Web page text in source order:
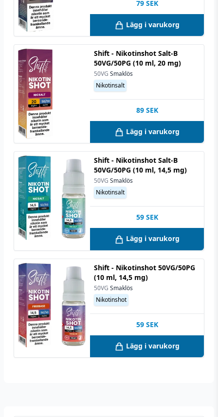
79 SEK
Lägg i varukorg
Shift - Nikotinshot Salt-B
50VG/50PG (10 ml, 20 mg)
50VG Smaklös
Nikotinsalt
89 SEK
Lägg i varukorg
Shift - Nikotinshot Salt-B
50VG/50PG (10 ml, 14,5 mg)
50VG Smaklös
Nikotinsalt
59 SEK
Lägg i varukorg
Shift - Nikotinshot 50VG/50PG
(10 ml, 14,5 mg)
50VG Smaklös
Nikotinshot
59 SEK
Lägg i varukorg